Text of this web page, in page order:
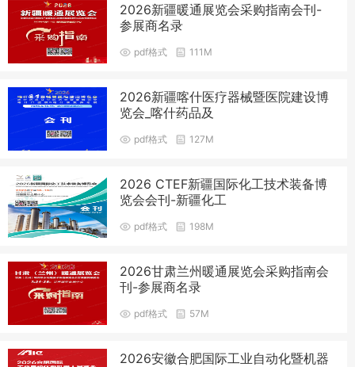
2026新疆暖通展览会采购指南会刊-
参展商名录
pdf格式 111M
2026新疆喀什医疗器械暨医院建设博
览会_喀什药品及
pdf格式 127M
2026 CTEF新疆国际化工技术装备博
览会会刊-新疆化工
pdf格式 198M
2026甘肃兰州暖通展览会采购指南会
刊-参展商名录
pdf格式 57M
2026安徽合肥国际工业自动化暨机器